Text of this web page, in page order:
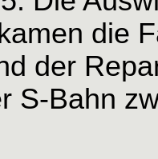
die
der
S-Bahn